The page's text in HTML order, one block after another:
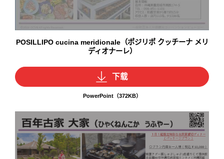
POSILLIPO cucina meridionale（ポジリポ クッチーナ メリ
ディオナーレ）
下载
PowerPoint（372KB）